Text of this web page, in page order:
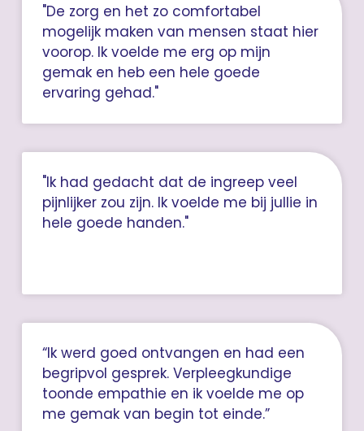
"De zorg en het zo comfortabel
mogelijk maken van mensen staat hier
voorop. Ik voelde me erg op mijn
gemak en heb een hele goede
ervaring gehad."
"Ik had gedacht dat de ingreep veel
pijnlijker zou zijn. Ik voelde me bij jullie in
hele goede handen."
“Ik werd goed ontvangen en had een
begripvol gesprek. Verpleegkundige
toonde empathie en ik voelde me op
me gemak van begin tot einde.”